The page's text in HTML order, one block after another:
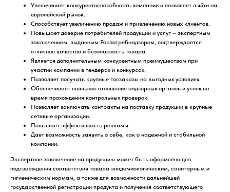
Увеличивает конкурентоспособность компании и позволяет выйти на
европейский рынок.
Способствует увеличению продаж и привлечению новых клиентов.
Повышает доверие потребителей продукции и услуг – экспертным
заключением, выданным Роспотребнадзором, подтверждается
отличное качество и безопасность товара.
Является дополнительным конкурентным преимуществом при
участии компании в тендерах и конкурсах.
Позволяет получать крупные госзаказы на выгодных условиях.
Обеспечивает лояльное отношение надзорных органов и успех во
время прохождения контрольных проверок.
Позволяет заключать контракты на поставку продукции в крупные
сетевые организации.
Повышает эффективность рекламы.
Дает возможность заявить о себе, как о надежной и стабильной
компании.
Экспертное заключение на продукцию может быть оформлено для
подтверждения соответствия товара эпидемиологическим, санитарным и
гигиеническим нормам, а также для возможности дальнейшей
государственной регистрации продукта и получения соответствующего